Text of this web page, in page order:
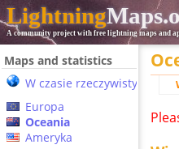
Lightning
A community project with free lightning maps and
Maps and statistics
W czasie rzeczywistym
Europa
Oceania
Ameryka